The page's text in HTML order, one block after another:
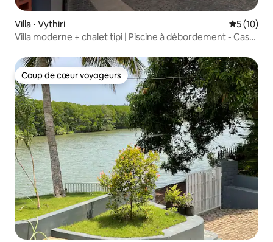
Villa ⋅ Vythiri
5 (10)
Villa moderne + chalet tipi | Piscine à débordement - Casa
Coup de cœur voyageurs
Coup de cœur voyageurs